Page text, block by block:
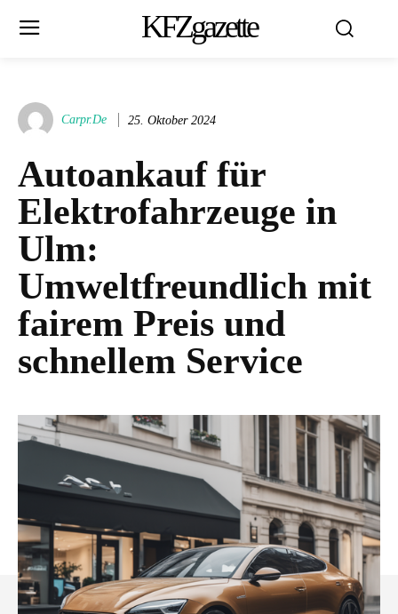
KFZgazette
Carpr.de 25. Oktober 2024
Autoankauf für
Elektrofahrzeuge in
Ulm:
Umweltfreundlich mit
fairem Preis und
schnellem Service